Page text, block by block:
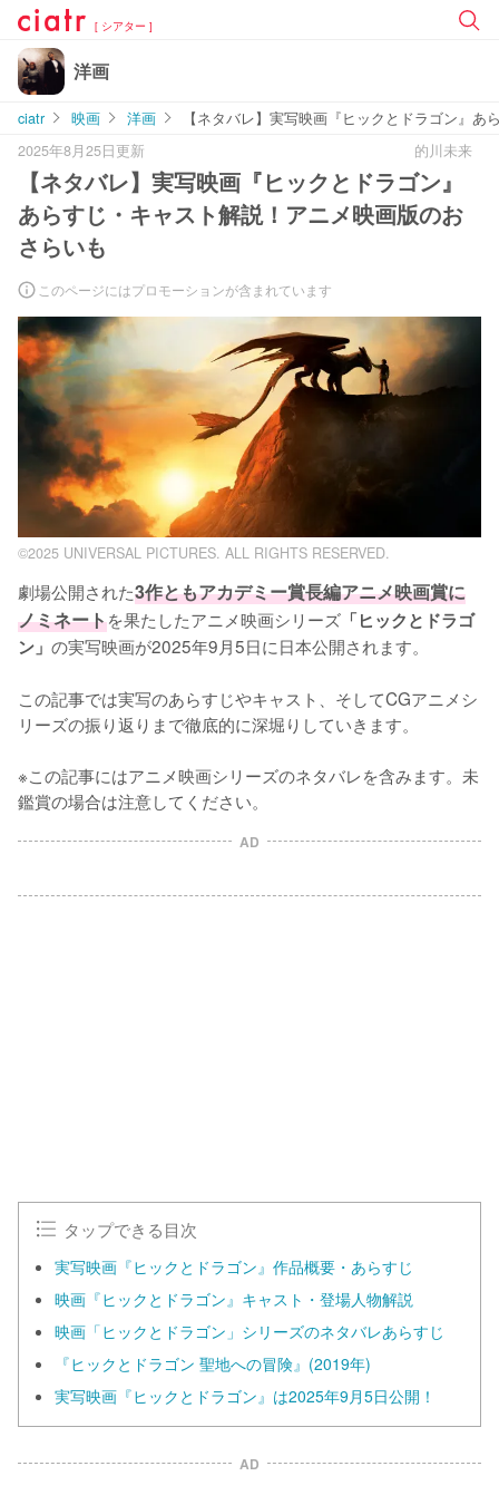
[ シアター ]
洋画
ciatr 映画 洋画
【ネタバレ】実写映画『ヒックとドラゴン』
2025年8月25日更新
的川未来
【ネタバレ】実写映画『ヒックとドラゴン』
あらすじ・キャスト解説！アニメ映画版のお
さらいも
このページにはプロモーションが含まれています
©2025 UNIVERSAL PICTURES. ALL RIGHTS RESERVED.
劇場公開された3作ともアカデミー賞長編アニメ映画賞に
ノミネートを果たしたアニメ映画シリーズ 「ヒックとドラゴ
ン」 の実写映画が2025年9月5日に日本公開されます。
この記事では実写のあらすじやキャスト、そしてCGアニメシ
リーズの振り返りまで徹底的に深堀りしていきます。
※この記事にはアニメ映画シリーズのネタバレを含みます。未
鑑賞の場合は注意してください。
AD
タップできる目次
実写映画『ヒックとドラゴン』作品概要・あらすじ
映画『ヒックとドラゴン』キャスト・登場人物解説
映画「ヒックとドラゴン」シリーズのネタバレあらすじ
『ヒックとドラゴン 聖地への冒険』(2019年)
実写映画『ヒックとドラゴン』は2025年9月5日公開！
AD